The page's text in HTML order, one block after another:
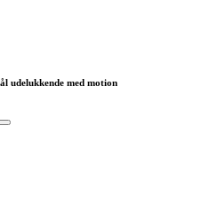
udelukkende med motion